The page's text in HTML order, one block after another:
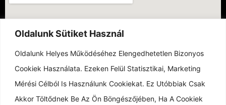
Oldalunk Sütiket Használ
Oldalunk Helyes Működéséhez Elengedhetetlen Bizonyos
Cookiek Használata. Ezeken Felül Statisztikai, Marketing
Mérési Célból Is Használunk Cookiekat. Ez Utóbbiak Csak
Akkor Töltődnek Be Az Ön Böngészőjében, Ha A Cookiek